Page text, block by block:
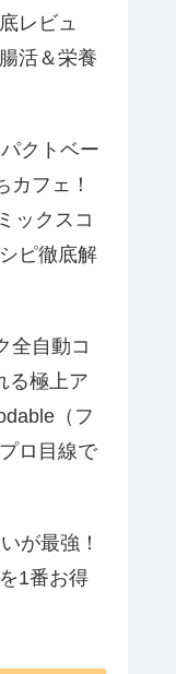
レビュ
活＆栄養
クトベー
カフェ！
ックスコ
ピ徹底解
全自動コ
る極上ア
（フ
ロ目線で
が最強！
1番お得